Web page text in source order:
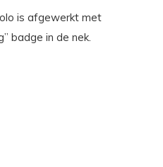
is afgewerkt met
badge in de nek.